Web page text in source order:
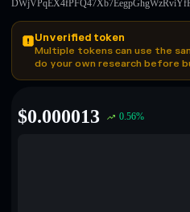
Unverified token
Multiple tokens can use the
do your own research before
$0.000013 0.56%